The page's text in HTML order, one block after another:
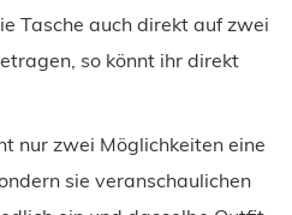
Tasche auch direkt auf zwei
so könnt ihr direkt
nur zwei Möglichkeiten eine
sie veranschaulichen